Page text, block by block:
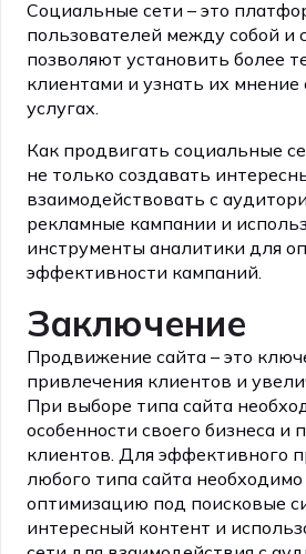
Социальные сети – это
пользователей между собой и
позволяют установить более
клиентами и узнать их
услугах.
Как продвигать социальные
не только создавать
взаимодействовать с
рекламные кампании и
инструменты аналитики для
эффективности кампаний.
Заключение
Продвижение сайта – это
привлечения клиентов и
При выборе типа сайта
особенности своего бизнеса и
клиентов. Для эффективного
любого типа сайта
оптимизацию под поисковые
интересный контент и